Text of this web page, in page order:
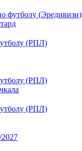
футболу (Эредивизи)
(РПЛ)
(РПЛ)
(РПЛ)